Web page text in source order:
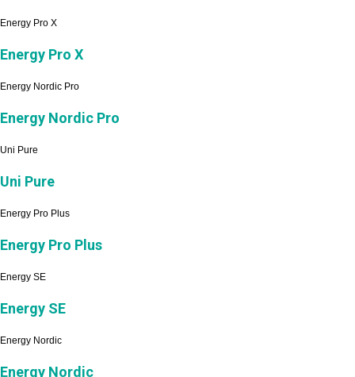
Energy Pro X
Energy Pro X
Energy Nordic Pro
Energy Nordic Pro
Uni Pure
Uni Pure
Energy Pro Plus
Energy Pro Plus
Energy SE
Energy SE
Energy Nordic
Energy Nordic